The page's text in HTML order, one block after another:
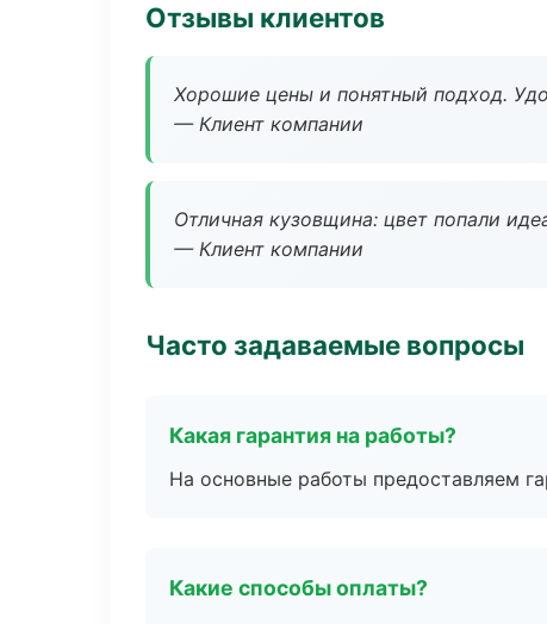
Отзывы клиентов
Хорошие цены и понятный подход.
— Клиент компании
Отличная кузовщина: цвет попали
— Клиент компании
Часто задаваемые вопросы
Какая гарантия на работы?
На основные работы предоставляем
Какие способы оплаты?